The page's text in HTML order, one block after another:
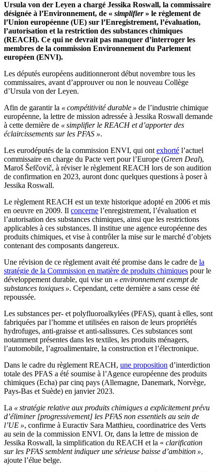
Ursula von der Leyen a chargé Jessika Roswall, la commissaire
désignée à l’Environnement, de « simplifier» le règlement de
l’Union européenne (UE) sur l’Enregistrement, l’évaluation,
l’autorisation et la restriction des substances chimiques
(REACH). Ce qui ne devrait pas manquer d’interroger les
membres de la commission Environnement du Parlement
européen (ENVI).
Les députés européens auditionneront début novembre tous les
commissaires, avant d’approuver ou non le nouveau Collège
d’Ursula von der Leyen.
Afin de garantir la « compétitivité durable » de l’industrie chimique
européenne, la lettre de mission adressée à Jessika Roswall demande
à cette dernière de « simplifier le REACH et d’apporter des
éclaircissements sur les PFAS ».
Les eurodéputés de la commission ENVI, qui ont exhorté l’actuel
commissaire en charge du Pacte vert pour l’Europe (Green Deal),
Maroš Šefčovič, à réviser le règlement REACH lors de son audition
de confirmation en 2023, auront donc quelques questions à poser à
Jessika Roswall.
Le règlement REACH est un texte historique adopté en 2006 et mis
en oeuvre en 2009. Il concerne l’enregistrement, l’évaluation et
l’autorisation des substances chimiques, ainsi que les restrictions
applicables à ces substances. Il institue une agence européenne des
produits chimiques, et vise à contrôler la mise sur le marché d’objets
contenant des composants dangereux.
Une révision de ce règlement avait été promise dans le cadre de la
stratégie de la Commission en matière de produits chimiques pour le
développement durable, qui vise un « environnement exempt de
substances toxiques ». Cependant, cette dernière a sans cesse été
repoussée.
Les substances per- et polyfluoroalkylées (PFAS), quant à elles, sont
fabriquées par l’homme et utilisées en raison de leurs propriétés
hydrofuges, anti-graisse et anti-salissures. Ces substances sont
notamment présentes dans les textiles, les produits ménagers,
l’automobile, l’agroalimentaire, la construction et l’électronique.
Dans le cadre du règlement REACH, une proposition d’interdiction
totale des PFAS a été soumise à l’Agence européenne des produits
chimiques (Echa) par cinq pays (Allemagne, Danemark, Norvège,
Pays-Bas et Suède) en janvier 2023.
La « stratégie relative aux produits chimiques a explicitement prévu
d’éliminer [progressivement] les PFAS non essentiels au sein de
l’UE », confirme à Euractiv Sara Matthieu, coordinatrice des Verts
au sein de la commission ENVI. Or, dans la lettre de mission de
Jessika Roswall, la simplification du REACH et la « clarification
sur les PFAS semblent indiquer une sérieuse baisse d’ambition »,
ajoute l’élue belge.